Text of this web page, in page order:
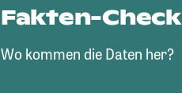
Fakten-Check
Wo kommen die Daten her?